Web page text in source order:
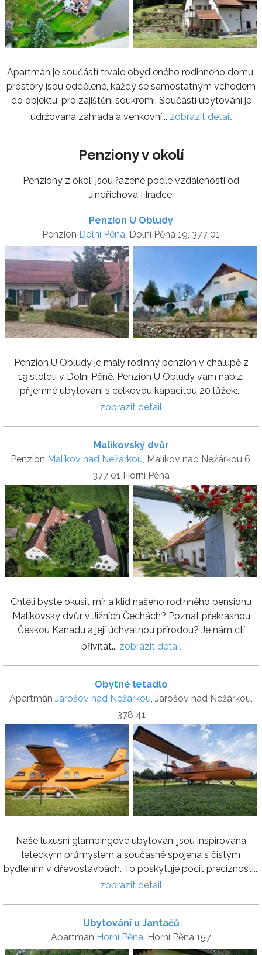
Apartmán je součástí trvale obydleného rodinného domu,
prostory jsou oddělené, každý se samostatným vchodem
do objektu, pro zajištění soukromí. Součástí ubytování je
udržovaná zahrada a venkovní... zobrazit detail
Penziony v okolí
Penziony z okolí jsou řazené podle vzdálenosti od
Jindřichova Hradce.
Penzion U Obludy
Penzion Dolní Pěna, Dolní Pěna 19, 377 01
Penzion U Obludy je malý rodinný penzion v chalupě z
19.století v Dolní Pěně. Penzion U Obludy vám nabízí
příjemné ubytování s celkovou kapacitou 20 lůžek:...
zobrazit detail
Malíkovský dvůr
Penzion Malíkov nad Nežárkou, Malíkov nad Nežárkou 6,
377 01 Horní Pěna
Chtěli byste okusit mír a klid našeho rodinného pensionu
Malíkovský dvůr v Jižních Čechách? Poznat překrásnou
Českou Kanadu a její úchvatnou přírodou? Je nám ctí
přivítat... zobrazit detail
Obytné letadlo
Apartmán Jarošov nad Nežárkou , Jarošov nad Nežárkou,
378 41
Naše luxusní glampingové ubytování jsou inspirována
leteckým průmyslem a současně spojena s čistým
bydlením v dřevostavbách. To poskytuje pocit preciznosti...
zobrazit detail
Ubytování u Jantačů
Apartmán Horní Pěna , Horní Pěna 157